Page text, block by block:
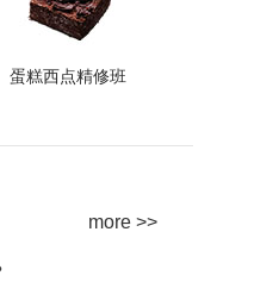
法式甜点创业班
火爆的专业
蛋糕西点精修班
火爆的专业more >>